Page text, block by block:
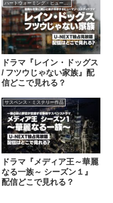
ハートウォーミング・ヒューマン作品
ドラマ『レイン・ドッグス
/ フツウじゃない家族』配
信どこで見れる？
サスペンス・ミステリー作品
ドラマ『メディア王～華麗
なる一族～ シーズン１』
配信どこで見れる？